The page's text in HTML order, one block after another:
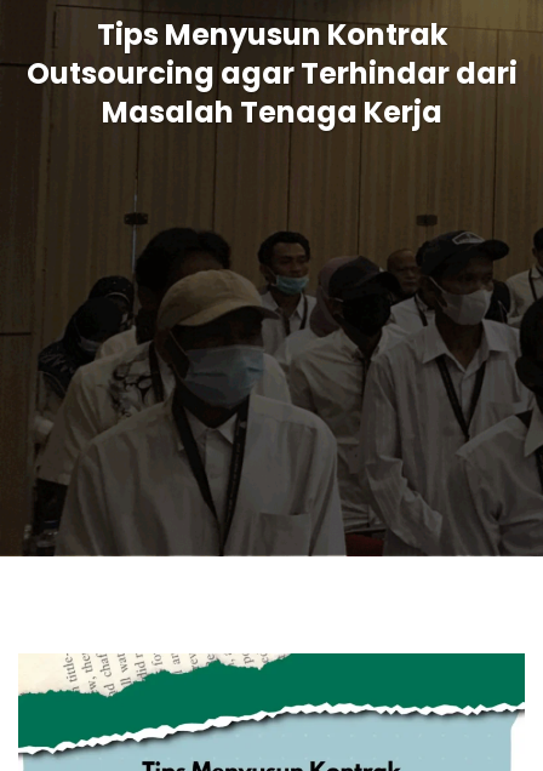
Tips Menyusun Kontrak
Outsourcing agar Terhindar dari
Masalah Tenaga Kerja